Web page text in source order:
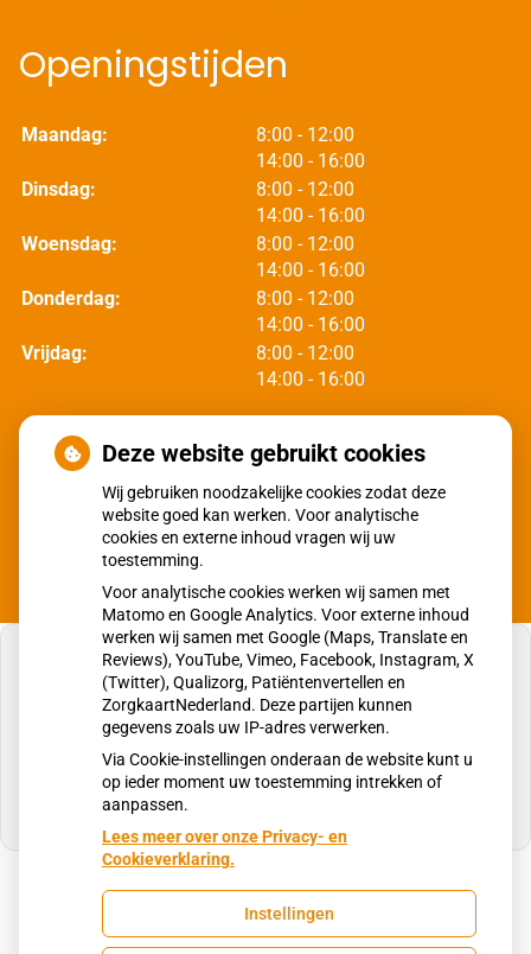
Openingstijden
Maandag: 8:00 tot
- 12:00
14:00 tot
- 16:00
Dinsdag:
8:00 tot
- 12:00
14:00 tot
- 16:00
Woensdag:
8:00 tot
- 12:00
14:00 tot
- 16:00
Donderdag:
8:00 tot
- 12:00
14:00 tot
- 16:00
Vrijdag:
8:00 tot
- 12:00
14:00 tot
- 16:00
Moet ik naar de dokter?
U heeft geen toestemming gegeven voor
externe inhouddie nodig is om dit te zien.
Cookie-instellingen wijzigen
Uw Zorg Online|Beheer
Deze website gebruikt cookies
Wij gebruiken noodzakelijke cookies zodat deze
website goed kan werken. Voor analytische
cookies en externe inhoud vragen wij uw
toestemming.
Voor analytische cookies werken wij samen met
Matomo en Google Analytics. Voor externe inhoud
werken wij samen met Google (Maps, Translate en
Reviews), YouTube, Vimeo, Facebook, Instagram, X
(Twitter), Qualizorg, Patiëntenvertellen en
ZorgkaartNederland. Deze partijen kunnen
gegevens zoals uw IP-adres verwerken.
Via Cookie-instellingen onderaan de website kunt u
op ieder moment uw toestemming intrekken of
aanpassen.
Lees meer over onze Privacy- en
Cookieverklaring.
Instellingen